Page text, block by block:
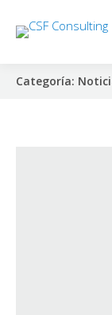
Categoría: